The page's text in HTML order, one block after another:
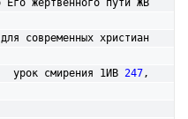
				урок смирения 1ИВ
247